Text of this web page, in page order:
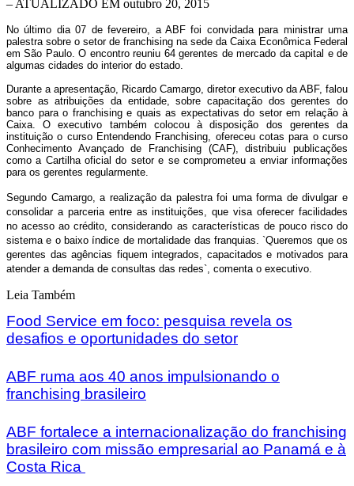
– ATUALIZADO EM outubro 20, 2015
No último dia 07 de fevereiro, a ABF foi convidada para ministrar uma
palestra sobre o setor de franchising na sede da Caixa Econômica Federal
em São Paulo. O encontro reuniu 64 gerentes de mercado da capital e de
algumas cidades do interior do estado.
Durante a apresentação, Ricardo Camargo, diretor executivo da ABF, falou
sobre as atribuições da entidade, sobre capacitação dos gerentes do
banco para o franchising e quais as expectativas do setor em relação à
Caixa. O executivo também colocou à disposição dos gerentes da
instituição o curso Entendendo Franchising, ofereceu cotas para o curso
Conhecimento Avançado de Franchising (CAF), distribuiu publicações
como a Cartilha oficial do setor e se comprometeu a enviar informações
para os gerentes regularmente.
Segundo Camargo, a realização da palestra foi uma forma de divulgar e
consolidar a parceria entre as instituições, que visa oferecer facilidades
no acesso ao crédito, considerando as características de pouco risco do
sistema e o baixo índice de mortalidade das franquias. `Queremos que os
gerentes das agências fiquem integrados, capacitados e motivados para
atender a demanda de consultas das redes`, comenta o executivo.
Leia Também
Food Service em foco: pesquisa revela os
desafios e oportunidades do setor
ABF ruma aos 40 anos impulsionando o
franchising brasileiro
ABF fortalece a internacionalização do franchising
brasileiro com missão empresarial ao Panamá e à
Costa Rica